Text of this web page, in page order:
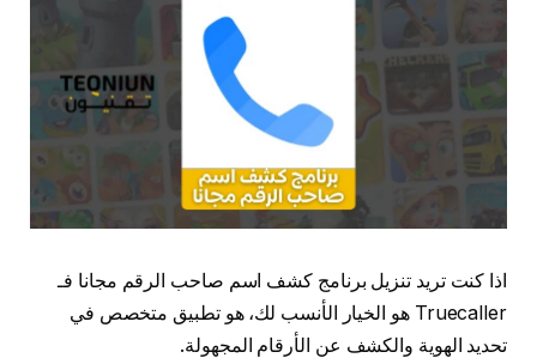
اذا كنت تريد تنزيل برنامج كشف اسم صاحب الرقم مجانا فـ
Truecaller هو الخيار الأنسب لك، هو تطبيق متخصص في
تحديد الهوية والكشف عن الأرقام المجهولة.